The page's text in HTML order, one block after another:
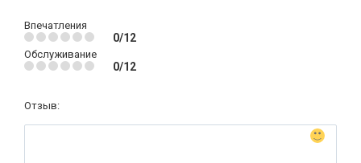
Впечатления
0/12
Обслуживание
0/12
Отзыв: